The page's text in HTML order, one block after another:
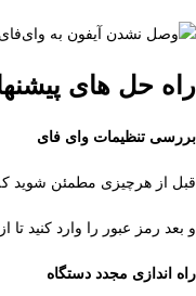
راه حل های
بررسی تنظیمات وای فای
قبل از هرچیزی مطمئن شوید
و بعد رمز عبور را وارد کنید
راه اندازی مجدد دستگاه